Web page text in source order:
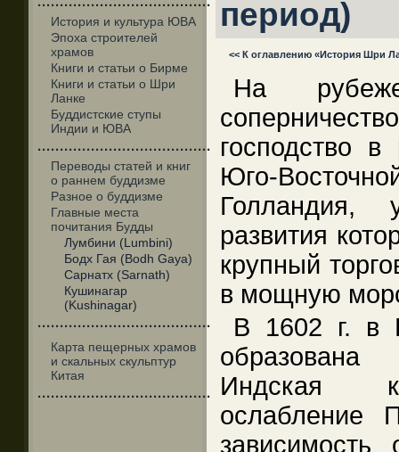
·······································
История и культура ЮВА
Эпоха строителей
храмов
Книги и статьи о Бирме
Книги и статьи о Шри
Ланке
Буддистские ступы
Индии и ЮВА
·······································
Переводы статей и книг
о раннем буддизме
Разное о буддизме
Главные места
почитания Будды
Лумбини (Lumbini)
Бодх Гая (Bodh Gaya)
Сарнатх (Sarnath)
Кушинагар
(Kushinagar)
·······································
Карта пещерных храмов
и скальных скульптур
Китая
·······································
период)
<< К оглавлению «История Шри
На
господство
Юго-
Голландия,
развития
крупный
в мощную
В 1602 г. в
Индская
ослабление